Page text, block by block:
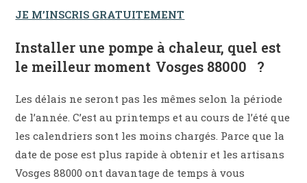
JE M’INSCRIS GRATUITEMENT
Installer une pompe à chaleur, quel est
le meilleur moment Vosges 88000 ?
Les délais ne seront pas les mêmes selon la période
de l’année. C’est au printemps et au cours de l’été que
les calendriers sont les moins chargés. Parce que la
date de pose est plus rapide à obtenir et les artisans
Vosges 88000 ont davantage de temps à vous